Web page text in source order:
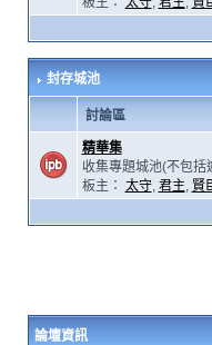
封存城池
討論區
精華集
收集專題城池(不包
板主： 太守, 君主, 賢
論壇資訊